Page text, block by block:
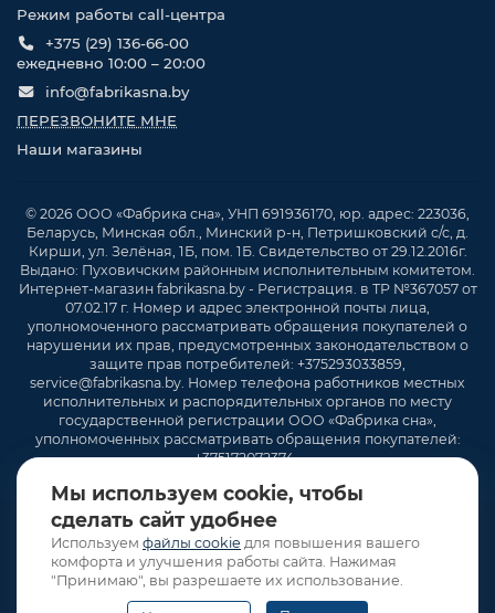
Мы используем cookie, чтобы
сделать сайт удобнее
Используем файлы cookie для повышения вашего
комфорта и улучшения работы сайта. Нажимая
"Принимаю", вы разрешаете их использование.
Режим работы call-центра
+375 (29) 136-66-00
ежедневно 10:00 – 20:00
info@fabrikasna.by
ПЕРЕЗВОНИТЕ МНЕ
Наши магазины
© 2026 ООО «Фабрика сна», УНП 691936170, юр. адрес: 223036,
Беларусь, Минская обл., Минский р-н, Петришковский с/с, д.
Кирши, ул. Зелёная, 1Б, пом. 1Б. Свидетельство от 29.12.2016г.
Выдано: Пуховичским районным исполнительным комитетом.
Интернет-магазин fabrikasna.by - Регистрация. в ТР №367057 от
07.02.17 г. Номер и адрес электронной почты лица,
уполномоченного рассматривать обращения покупателей о
нарушении их прав, предусмотренных законодательством о
защите прав потребителей: +375293033859,
service@fabrikasna.by. Номер телефона работников местных
исполнительных и распорядительных органов по месту
государственной регистрации ООО «Фабрика сна»,
уполномоченных рассматривать обращения покупателей:
+375172072374 .